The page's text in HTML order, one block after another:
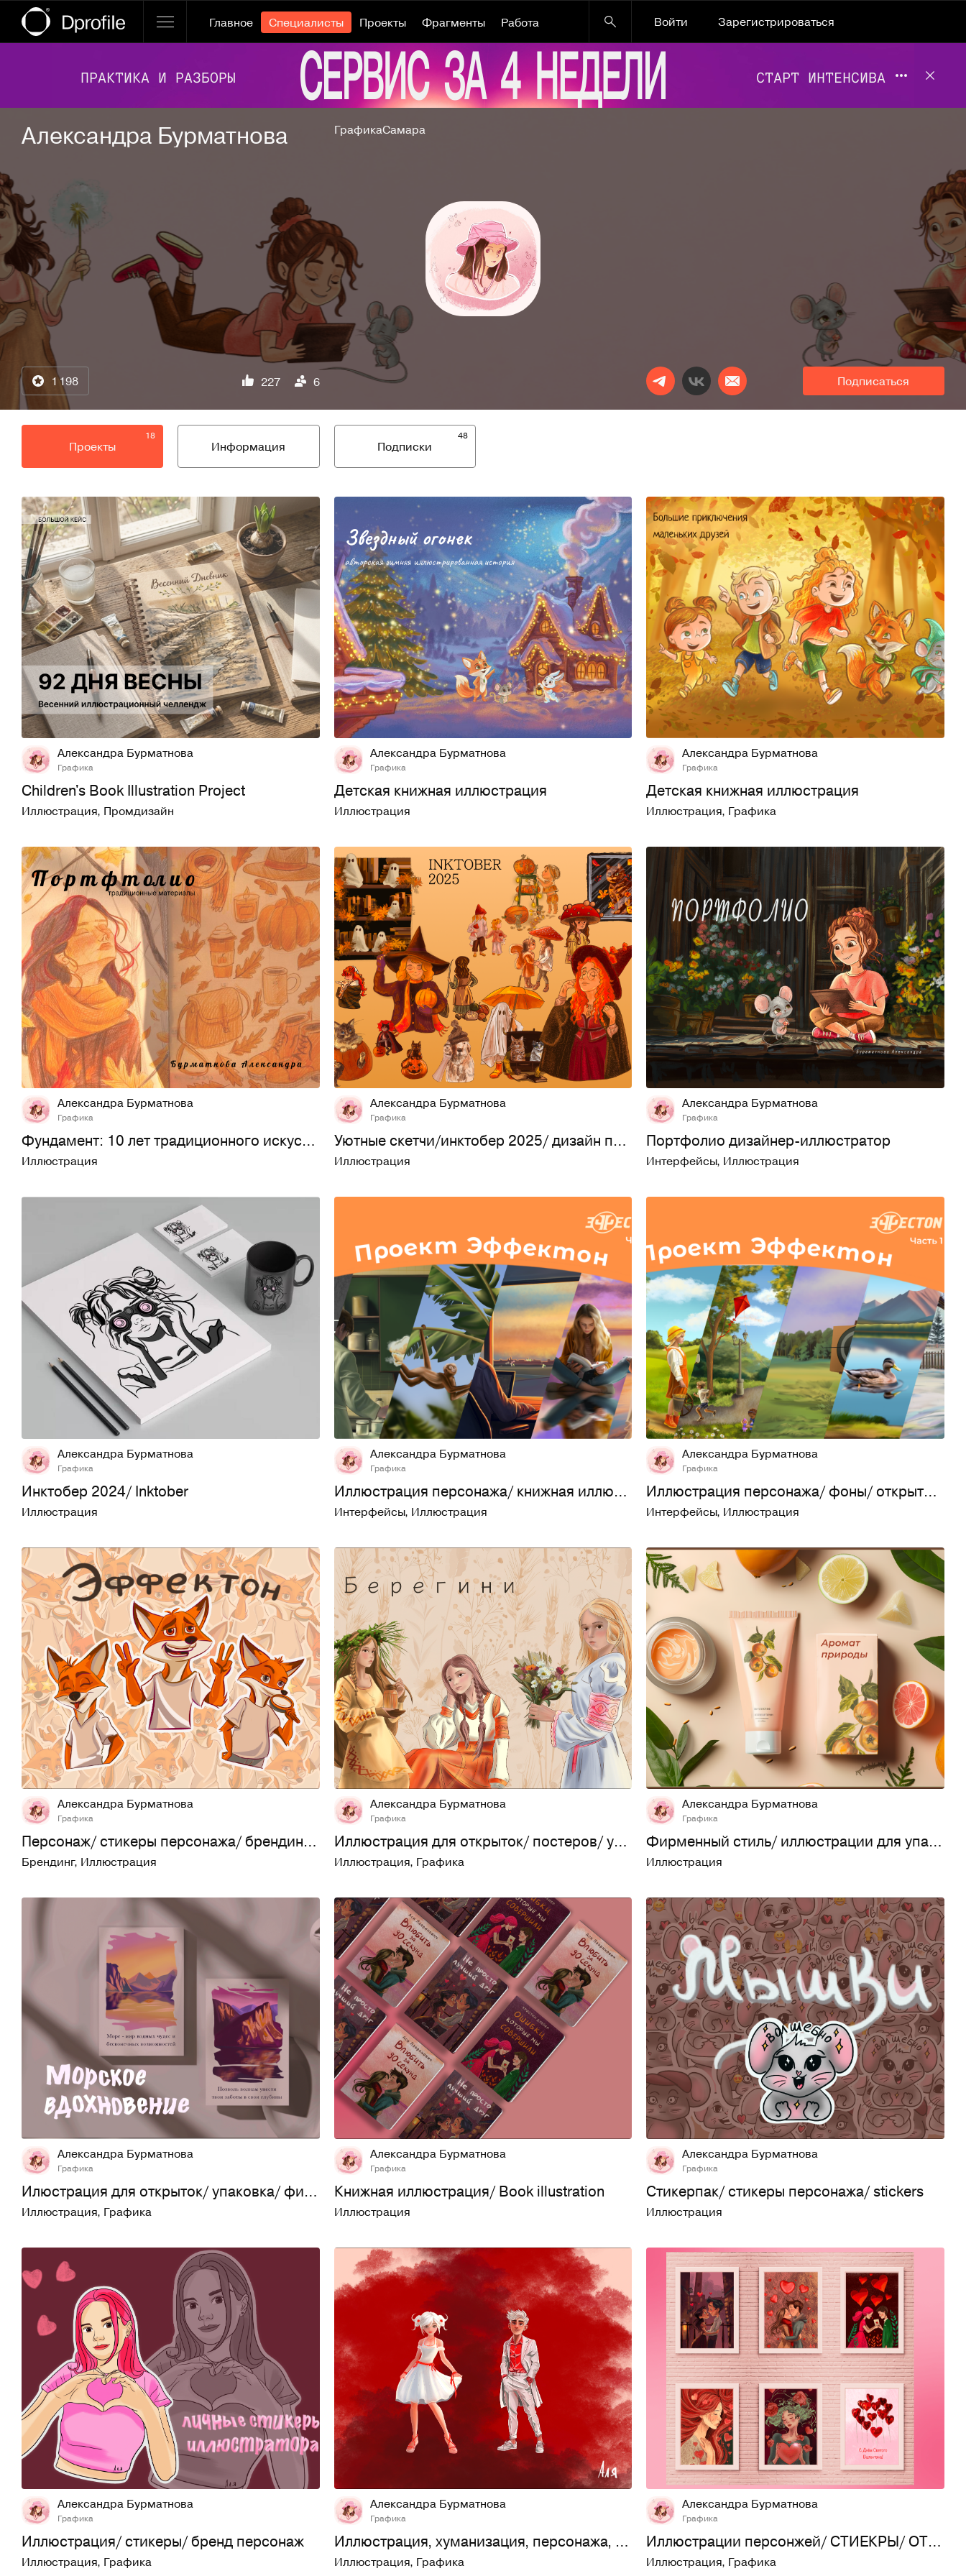
Главное Специалисты Проекты Фрагменты Работа Войти
Зарегистрироваться
Александра Бурматнова ГрафикаСамара
1 198 227 6 Подписаться
18
Проекты Информация
48
Подписки
4 60
Александра Бурматнова
Графика
Children's Book Illustration Project
Иллюстрация, Промдизайн
12
Александра Бурматнова
Графика
Детская книжная иллюстрация
Иллюстрация
13 162
Александра Бурматнова
Графика
Детская книжная иллюстрация
Иллюстрация, Графика
11 264
Александра Бурматнова
Графика
Фундамент: 10 лет традиционного искусств
Иллюстрация
7 218
Александра Бурматнова
Графика
Уютные скетчи/инктобер 2025/ дизайн персонажей
Иллюстрация
Александра Бурматнова
Графика
Портфолио дизайнер-иллюстратор
Интерфейсы, Иллюстрация
Александра Бурматнова
Графика
Инктобер 2024/ Inktober
Иллюстрация
13 432
Александра Бурматнова
Графика
Иллюстрация персонажа/ книжная иллюстрация
Интерфейсы, Иллюстрация
5 458
Александра Бурматнова
Графика
Иллюстрация персонажа/ фоны/ открытки/ для сайта
Интерфейсы, Иллюстрация
20 809
Александра Бурматнова
Графика
Персонаж/ стикеры персонажа/ брендинг/ маскот
Брендинг, Иллюстрация
15 459
Александра Бурматнова
Графика
Иллюстрация для открыток/ постеров/ упаковки/ персонажи
Иллюстрация, Графика
17 428
Александра Бурматнова
Графика
Фирменный стиль/ иллюстрации для упаковки/Cpackaging
Иллюстрация
11 343
Александра Бурматнова
Графика
Илюстрация для открыток/ упаковка/ фирменный стиль
Иллюстрация, Графика
Александра Бурматнова
Графика
Книжная иллюстрация/ Book illustration
Иллюстрация
18 648
Александра Бурматнова
Графика
Стикерпак/ стикеры персонажа/ stickers
Иллюстрация
10 482
Александра Бурматнова
Графика
Иллюстрация/ стикеры/ бренд персонаж
Иллюстрация, Графика
9 476
Александра Бурматнова
Графика
Иллюстрация, хуманизация, персонажа, принт
Иллюстрация, Графика
13 448
Александра Бурматнова
Графика
Иллюстрации персонжей/ СТИЕКРЫ/ ОТКРЫТКИ/ ПОСТЕРЫ
Иллюстрация, Графика